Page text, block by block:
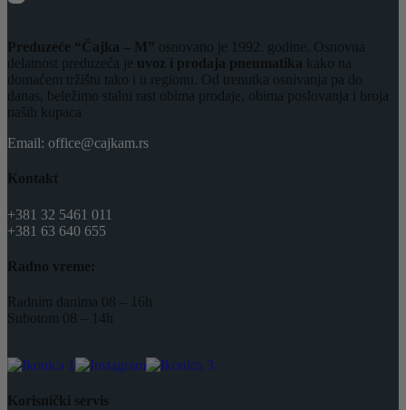
Preduzeće “Čajka – M” osnovano je 1992. godine. Osnovna
delatnost preduzeća je uvoz i prodaja pneumatika kako na
domaćem tržištu tako i u regionu. Od trenutka osnivanja pa do
danas, beležimo stalni rast obima prodaje, obima poslovanja i broja
naših kupaca
Email: office@cajkam.rs
Kontakt
+381 32 5461 011
+381 63 640 655
Radno vreme:
Radnim danima 08 – 16h
Subotom 08 – 14h
Korisnički servis